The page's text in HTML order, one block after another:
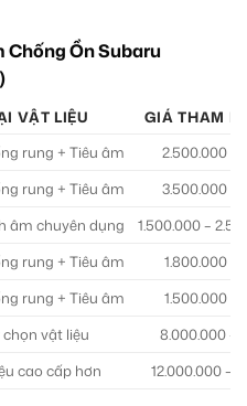
Chống Ồn Subaru
VẬT LIỆU
GIÁ THAM
rung + Tiêu âm
2.500.000 –
rung + Tiêu âm
3.500.000 –
âm chuyên dụng
1.500.000 –
rung + Tiêu âm
1.800.000 –
rung + Tiêu âm
1.500.000 –
chọn vật liệu
8.000.000 –
cao cấp hơn 12.000.000 –